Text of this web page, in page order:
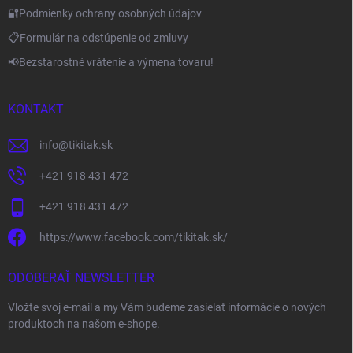
🔐Podmienky ochrany osobných údajov
📋Formulár na odstúpenie od zmluvy
📢Bezstarostné vrátenie a výmena tovaru!
KONTAKT
info@tikitak.sk
+421 918 431 472
+421 918 431 472
https://www.facebook.com/tikitak.sk/
ODOBERAŤ NEWSLETTER
Vložte svoj e-mail a my Vám budeme zasielať informácie o nových
produktoch na našom e-shope.